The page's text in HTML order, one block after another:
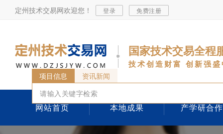
定州技术交易网欢迎您！ 登录 免费注册
国家技术交易全程
技术创造财富 创新强
项目信息 资讯新闻
网站首页 本地成果 产学研合作